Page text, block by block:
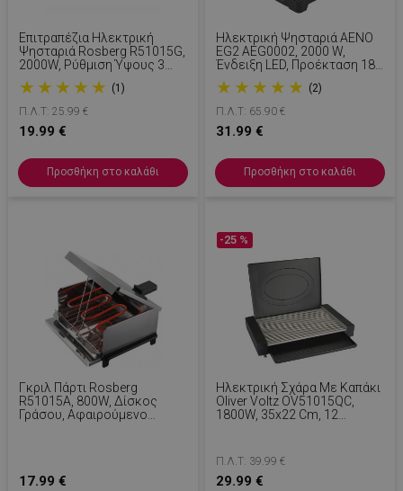
Επιτραπέζια Ηλεκτρική
Ψησταριά Rosberg R51015G,
2000W, Ρύθμιση Ύψους 3
Επιπέδων, Έως 260C, Μαύρο
★ ★ ★ ★ ★ (1)
Π.Λ.Τ: 25.99 €
19.99 €
Προσθήκη στο καλάθι
Ηλεκτρική Ψησταριά AENO
EG2 AEG0002, 2000 W,
Ένδειξη LED, Προέκταση 180
Μοιρών, Αντικολλητική
Επίστρωση, Inox
★ ★ ★ ★ ★ (2)
Π.Λ.Τ: 65.90 €
31.99 €
Προσθήκη στο καλάθι
Γκριλ Πάρτι Rosberg
R51015A, 800W, Δίσκος
Γράσου, Αφαιρούμενο
17.99 €
Ηλεκτρική Σχάρα Με Καπάκι
Oliver Voltz OV51015QC,
1800W, 35x22 Cm, 12
-25 %
Π.Λ.Τ: 39.99 €
29.99 €